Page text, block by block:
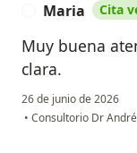
Maria Cita
Muy buena
clara.
26 de junio de 2026
• Consultorio Dr